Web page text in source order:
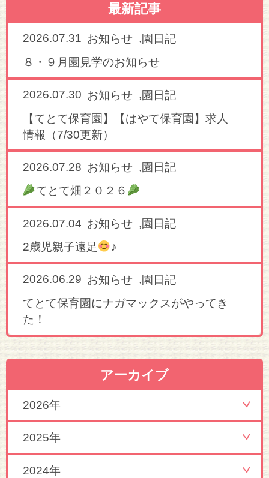
最新記事
2026.07.31 お知らせ ,園日記
８・９月園見学のお知らせ
2026.07.30 お知らせ ,園日記
【てとて保育園】【はやて保育園】求人
情報（7/30更新）
2026.07.28 お知らせ ,園日記
てとて畑２０２６
2026.07.04 お知らせ ,園日記
2歳児親子遠足
♪
2026.06.29 お知らせ ,園日記
てとて保育園にナガマックスがやってき
た！
アーカイブ
2026年
2025年
2024年